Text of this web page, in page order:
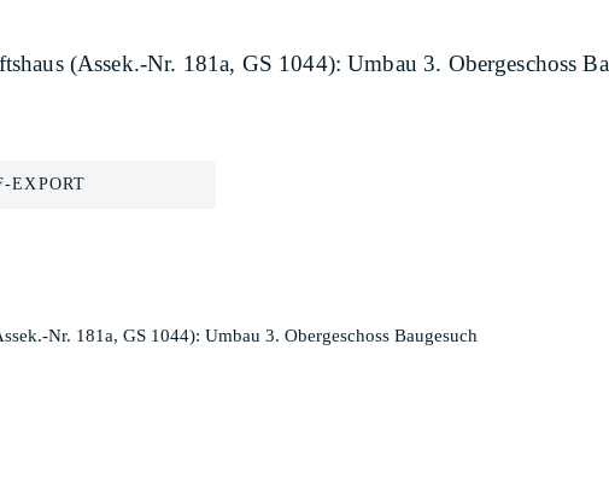
(Assek.-Nr. 181a, GS 1044): Umbau 3. Obergeschoss
EXPORT
Nr. 181a, GS 1044): Umbau 3. Obergeschoss Baugesuch